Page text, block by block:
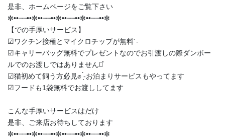
是非、ホームページをご覧下さい
✼••┈┈••✼••┈┈••✼••┈┈••✼••┈┈••✼
【での手厚いサービス】
︎︎︎︎☑︎ワクチン接種とマイクロチップが無料︎´-
︎︎︎︎☑︎キャリーバッグ無料でプレゼントなのでお引渡しの際ダンボー
ルでのお渡しではありません‪⋆͛
︎︎︎︎☑︎猫初めて飼う方必見✊ ̖́-お泊まりサービスもやってます
︎︎︎︎☑︎フードも1袋無料でお渡ししてます
こんな手厚いサービスはだけ
是非、ご来店お待ちしております
✼••┈┈••✼••┈┈••✼••┈┈••✼••┈┈••✼